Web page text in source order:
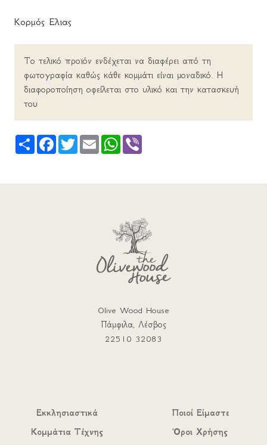
Κορμός Ελιας
Το τελικό προϊόν ενδέχεται να διαφέρει από τη
φωτογραφία καθώς κάθε κομμάτι είναι μοναδικό. Η
διαφοροποίηση οφείλεται στο υλικό και την κατασκευή
του
Share FacebookTwitterEmail WhatsApp
Olive Wood House
Πάμφιλα, Λέσβος
22510 32083
Εκκλησιαστικά
Κομμάτια Τέχνης
Ποιοί Είμαστε
Όροι Χρήσης